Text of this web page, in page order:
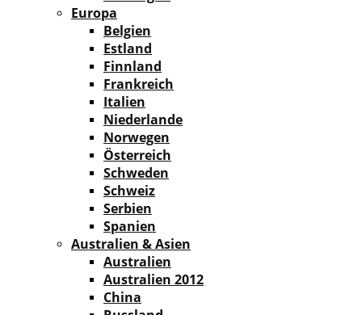
Europa
Belgien
Estland
Finnland
Frankreich
Italien
Niederlande
Norwegen
Österreich
Schweden
Schweiz
Serbien
Spanien
Australien & Asien
Australien
Australien 2012
China